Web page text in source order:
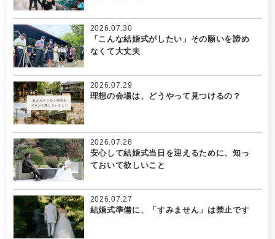
「こんな結婚式がしたい」その願いを諦め
なくて大丈夫
2026.07.30
理想の会場は、どうやって見つけるの？
2026.07.29
安心して結婚式当日を迎えるために、知っ
ておいて欲しいこと
2026.07.28
結婚式準備に、「すみません」は禁止です
2026.07.27